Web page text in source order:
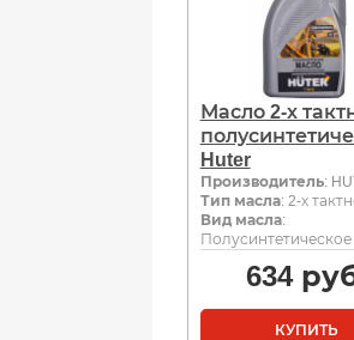
Масло 2-х
Huter
Производитель:
Тип масла: 2-х
Вид масла:
Полусинтетическое
634
КУПИТЬ